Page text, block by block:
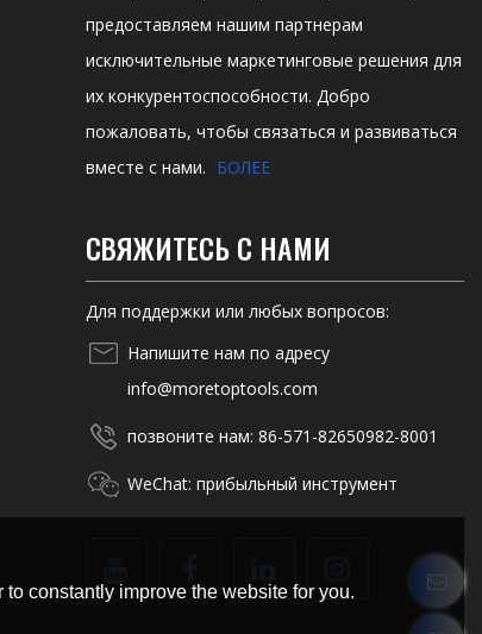
предоставляем нашим партнерам
исключительные маркетинговые решения для
их конкурентоспособности. Добро
пожаловать, чтобы связаться и развиваться
вместе с нами. БОЛЕЕ
СВЯЖИТЕСЬ С НАМИ
Для поддержки или любых вопросов:
Напишите нам по адресу
info@moretoptools.com
позвоните нам: 86-571-82650982-8001
WeChat: прибыльный инструмент
constantly improve the website for you.